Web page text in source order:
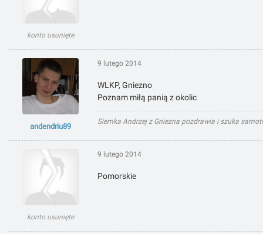
konto usunięte
andendriu89
9 lutego 2014
WLKP, Gniezno
Poznam miłą panią z okolic
Siemka Andrzej z Gniezna pozdrawia i szuka
konto usunięte
9 lutego 2014
Pomorskie